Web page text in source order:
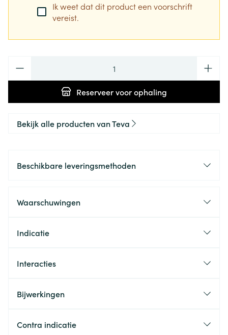
Ik weet dat dit product een voorschrift
vereist.
Reserveervoor ophaling
Bekijk alle producten van Teva
Beschikbare leveringsmethoden
Waarschuwingen
Indicatie
Interacties
Bijwerkingen
Contra indicatie